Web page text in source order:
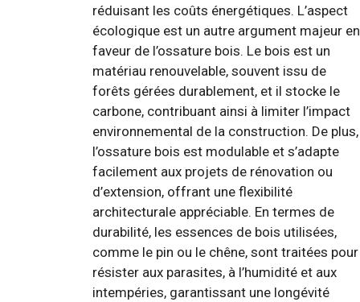
réduisant les coûts énergétiques. L’aspect
écologique est un autre argument majeur en
faveur de l’ossature bois. Le bois est un
matériau renouvelable, souvent issu de
forêts gérées durablement, et il stocke le
carbone, contribuant ainsi à limiter l’impact
environnemental de la construction. De plus,
l’ossature bois est modulable et s’adapte
facilement aux projets de rénovation ou
d’extension, offrant une flexibilité
architecturale appréciable. En termes de
durabilité, les essences de bois utilisées,
comme le pin ou le chêne, sont traitées pour
résister aux parasites, à l’humidité et aux
intempéries, garantissant une longévité